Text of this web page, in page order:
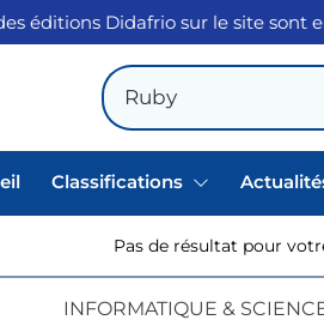
éditions Didafrio sur le site sont
Classifications
Pas de résultat pour
INFORMATIQUE &